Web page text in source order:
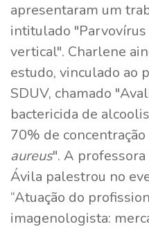
apresentaram um
intitulado
vertical". Charlene
estudo, vinculado ao
SDUV, chamado
bactericida de
70% de concentração
aureus". A
Ávila palestrou no
“Atuação do
imagenologista: